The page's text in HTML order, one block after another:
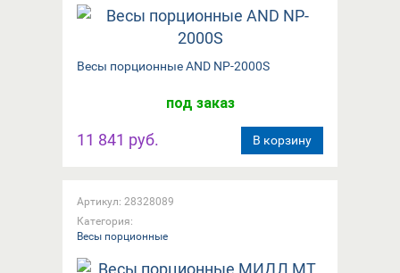
Вeсы порционные AND NP-2000S
под заказ
11 841 руб. В корзину
Артикул: 28328089
Категория:
Весы порционные